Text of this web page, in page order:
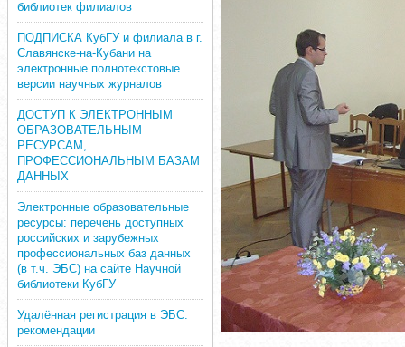
библиотек филиалов
ПОДПИСКА КубГУ и филиала в г.
Славянске-на-Кубани на
электронные полнотекстовые
версии научных журналов
ДОСТУП К ЭЛЕКТРОННЫМ
ОБРАЗОВАТЕЛЬНЫМ
РЕСУРСАМ,
ПРОФЕССИОНАЛЬНЫМ БАЗАМ
ДАННЫХ
Электронные образовательные
ресурсы: перечень доступных
российских и зарубежных
профессиональных баз данных
(в т.ч. ЭБС) на сайте Научной
библиотеки КубГУ
Удалённая регистрация в ЭБС:
рекомендации